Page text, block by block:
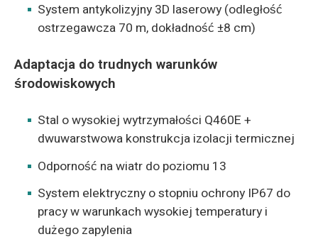
System antykolizyjny 3D laserowy (odległość
ostrzegawcza 70 m, dokładność ±8 cm)
Adaptacja do trudnych warunków
środowiskowych
Stal o wysokiej wytrzymałości Q460E +
dwuwarstwowa konstrukcja izolacji termicznej
Odporność na wiatr do poziomu 13
System elektryczny o stopniu ochrony IP67 do
pracy w warunkach wysokiej temperatury i
dużego zapylenia